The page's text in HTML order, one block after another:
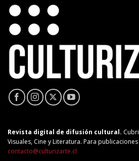
Revista digital de difusión cultural.
Visuales, Cine y Literatura. Para
contacto@culturizarte.cl